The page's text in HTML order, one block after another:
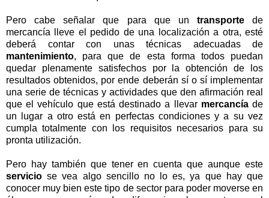
Pero cabe señalar que para que un transportede
mercancía lleve el pedido de una localización a otra, esté
deberá contar con unas técnicas adecuadas de
mantenimiento, para que de esta forma todos puedan
quedar plenamente satisfechos por la obtención de los
resultados obtenidos, por ende deberán sí o sí implementar
una serie de técnicas y actividades que den afirmación real
que el vehículo que está destinado a llevar mercancíade
un lugar a otro está en perfectas condiciones y a su vez
cumpla totalmente con los requisitos necesarios para su
pronta utilización.
Pero hay también que tener en cuenta que aunque este
servicio se vea algo sencillo no lo es, ya que hay que
conocer muy bien este tipo de sector para poder moverse en